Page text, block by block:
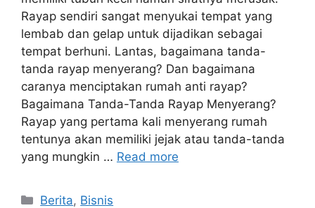
Rayap sendiri sangat menyukai tempat yang
lembab dan gelap untuk dijadikan sebagai
tempat berhuni. Lantas, bagaimana tanda-
tanda rayap menyerang? Dan bagaimana
caranya menciptakan rumah anti rayap?
Bagaimana Tanda-Tanda Rayap Menyerang?
Rayap yang pertama kali menyerang rumah
tentunya akan memiliki jejak atau tanda-tanda
yang mungkin … Read more
Categories
Berita, Bisnis